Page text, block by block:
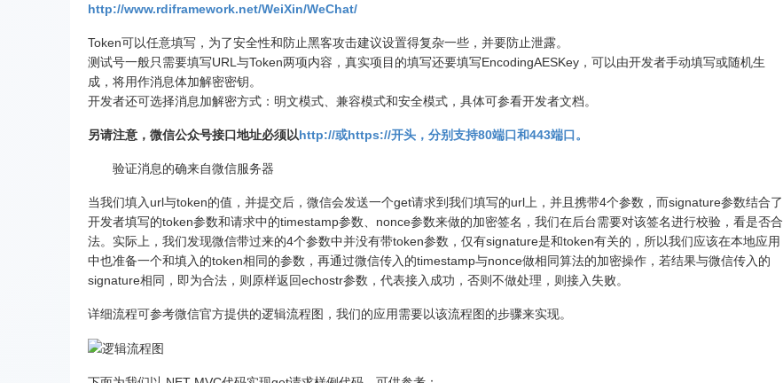
http://www.rdiframework.net/WeiXin/WeChat/
Token可以任意填写，为了安全性和防止黑客攻击建议设置得复杂一些，并要防止泄露。
测试号一般只需要填写URL与Token两项内容，真实项目的填写还要填写EncodingAESKey，可以由开发者手动填写或随机生
成，将用作消息体加解密密钥。
开发者还可选择消息加解密方式：明文模式、兼容模式和安全模式，具体可参看开发者文档。
另请注意，微信公众号接口地址必须以http://或https://开头，分别支持80端口和443端口。
验证消息的确来自微信服务器
当我们填入url与token的值，并提交后，微信会发送一个get请求到我们填写的url上，并且携带4个参数，而signature参数结合了
开发者填写的token参数和请求中的timestamp参数、nonce参数来做的加密签名，我们在后台需要对该签名进行校验，看是否合
法。实际上，我们发现微信带过来的4个参数中并没有带token参数，仅有signature是和token有关的，所以我们应该在本地应用
中也准备一个和填入的token相同的参数，再通过微信传入的timestamp与nonce做相同算法的加密操作，若结果与微信传入的
signature相同，即为合法，则原样返回echostr参数，代表接入成功，否则不做处理，则接入失败。
详细流程可参考微信官方提供的逻辑流程图，我们的应用需要以该流程图的步骤来实现。